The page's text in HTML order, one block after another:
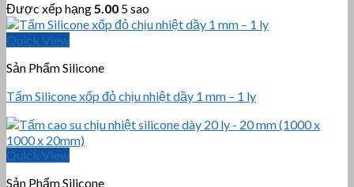
Được xếp hạng5.00 5 sao
Quick View
Sản Phẩm Silicone
Tấm Silicone xốp đỏ chịu nhiệt dầy 1 mm – 1 ly
Quick View
Sản Phẩm Silicone